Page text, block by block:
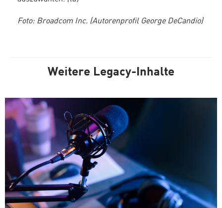
Foto: Broadcom Inc. (Autorenprofil George DeCandio)
Weitere Legacy-Inhalte